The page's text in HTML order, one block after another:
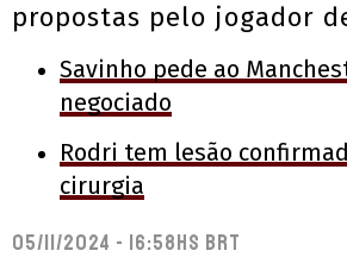
propostas pelo jogador
Savinho pede ao
negociado
Rodri tem lesão
cirurgia
05/11/2024 - 16:58hs BRT